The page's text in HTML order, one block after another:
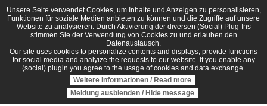
Direkt zum Inhalt
Unsere Seite verwendet Cookies, um Inhalte und Anzeigen zu personalisieren,
Funktionen für soziale Medien anbieten zu können und die Zugriffe auf unsere
Website zu analysieren. Durch Aktivierung der diversen (Social) Plug-Ins
stimmen Sie der Verwendung von Cookies zu und erlauben den
Datenaustausch.
Our site uses cookies to personalize contents and displays, provide functions
for social media and analyize the requests to our website. If you enable any
(social) plugin you agree to the usage of cookies and data exchange.
Weitere Informationen / Read more
Meldung ausblenden / Hide message